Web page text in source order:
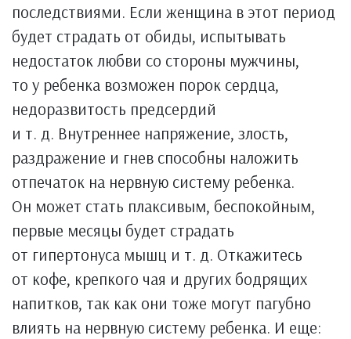
последствиями. Если женщина в этот период
будет страдать от обиды, испытывать
недостаток любви со стороны мужчины,
то у ребенка возможен порок сердца,
недоразвитость предсердий
и т. д. Внутреннее напряжение, злость,
раздражение и гнев способны наложить
отпечаток на нервную систему ребенка.
Он может стать плаксивым, беспокойным,
первые месяцы будет страдать
от гипертонуса мышц и т. д. Откажитесь
от кофе, крепкого чая и других бодрящих
напитков, так как они тоже могут пагубно
влиять на нервную систему ребенка. И еще: